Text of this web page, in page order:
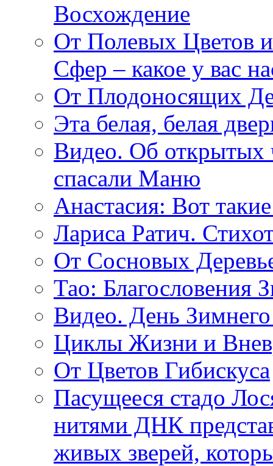
Восхождение
От Полевых Цветов
Сфер – какое у вас
От Плодоносящих
Эта белая, белая
Видео. Об открытых
спасали Маню
Анастасия: Вот
Лариса Ратич.
От Сосновых
Тао: Благословения
Видео. День
Циклы Жизни и
От Цветов Гибискуса
Пасущееся стадо
нитями ДНК
живых зверей,